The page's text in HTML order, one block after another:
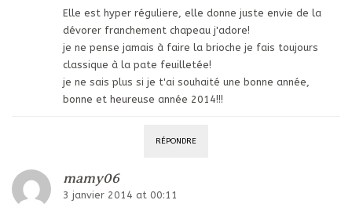
Elle est hyper réguliere, elle donne juste envie de la
dévorer franchement chapeau j'adore!
je ne pense jamais à faire la brioche je fais toujours
classique à la pate feuilletée!
je ne sais plus si je t'ai souhaité une bonne année,
bonne et heureuse année 2014!!!
RÉPONDRE
mamy06
3 janvier 2014 at 00:11